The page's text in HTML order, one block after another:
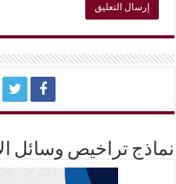
نماذج تراخيص وسائل